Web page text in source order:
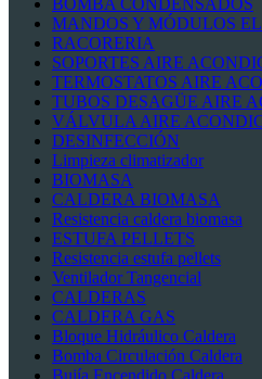
BOMBA CONDENSADOS
MANDOS Y MÓDULOS
RACORERIA
SOPORTES AIRE
TERMOSTATOS AIRE
TUBOS DESAGÜE AIRE
VÁLVULA AIRE
DESINFECCIÓN
Limpieza climatizador
BIOMASA
CALDERA BIOMASA
Resistencia caldera biomasa
ESTUFA PELLETS
Resistencia estufa pellets
Ventilador Tangencial
CALDERAS
CALDERA GAS
Bloque Hidráulico Caldera
Bomba Circulación Caldera